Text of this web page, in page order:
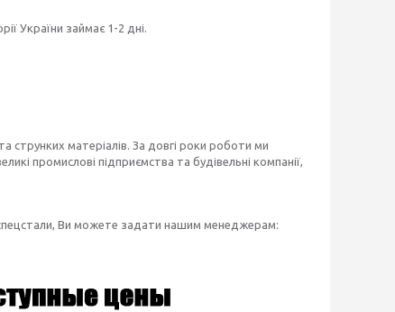
України займає 1-2 дні.
струнких матеріалів. За довгі роки роботи ми
промислові підприємства та будівельні компанії,
спецстали, Ви можете задати нашим менеджерам: